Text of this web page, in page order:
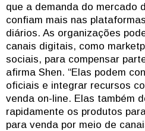
que a demanda do mercado
confiam mais nas
diários. As organizações
canais digitais, como
sociais, para compensar
afirma Shen. “Elas podem
oficiais e integrar recursos
venda on-line. Elas também
rapidamente os produtos
para venda por meio de